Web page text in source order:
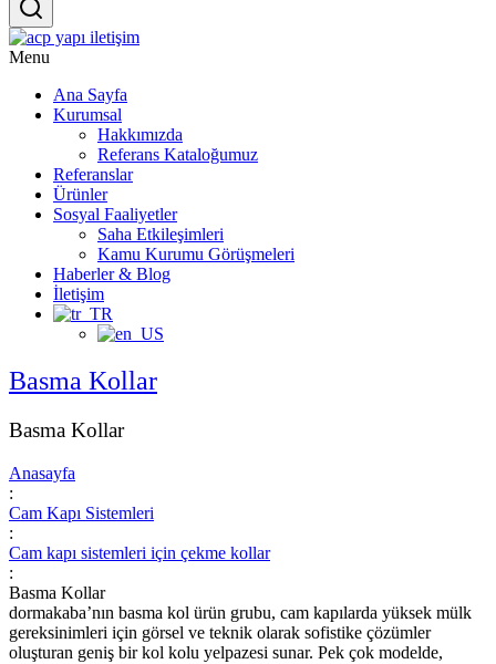
Menu
Ana Sayfa
Kurumsal
Hakkımızda
Referans Kataloğumuz
Referanslar
Ürünler
Sosyal Faaliyetler
Saha Etkileşimleri
Kamu Kurumu Görüşmeleri
Haberler & Blog
İletişim
Basma Kollar
Basma Kollar
Anasayfa
:
Cam Kapı Sistemleri
:
Cam kapı sistemleri için çekme kollar
:
Basma Kollar
dormakaba’nın basma kol ürün grubu, cam kapılarda yüksek mülk
gereksinimleri için görsel ve teknik olarak sofistike çözümler
oluşturan geniş bir kol kolu yelpazesi sunar. Pek çok modelde,